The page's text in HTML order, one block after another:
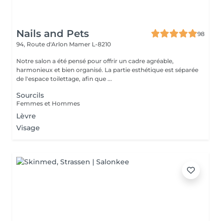
Nails and Pets
98
94, Route d'Arlon Mamer L-8210
Notre salon a été pensé pour offrir un cadre agréable,
harmonieux et bien organisé. La partie esthétique est séparée
de l'espace toilettage, afin que ...
Sourcils
Femmes et Hommes
Lèvre
Visage